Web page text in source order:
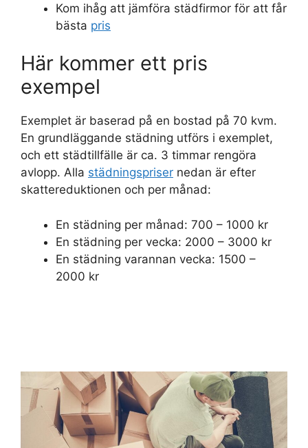
Kom ihåg att jämföra städfirmor för att får
bästa pris
Här kommer ett pris
exempel
Exemplet är baserad på en bostad på 70 kvm.
En grundläggande städning utförs i exemplet,
och ett städtillfälle är ca. 3 timmar rengöra
avlopp. Alla städningspriser nedan är efter
skattereduktionen och per månad:
En städning per månad: 700 – 1000 kr
En städning per vecka: 2000 – 3000 kr
En städning varannan vecka: 1500 –
2000 kr